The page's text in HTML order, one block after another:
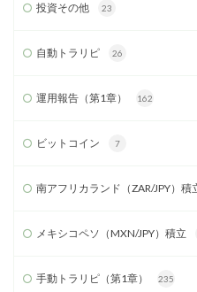
投資その他 23
自動トラリピ 26
運用報告（第1章） 162
ビットコイン 7
南アフリカランド（ZAR/JPY）積
メキシコペソ（MXN/JPY）積立
手動トラリピ（第1章） 235